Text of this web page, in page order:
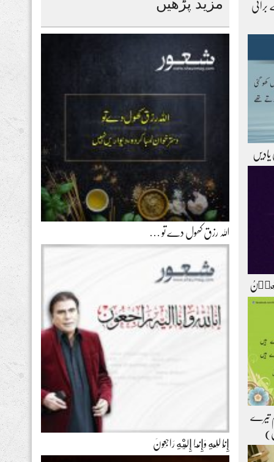
مزید پڑھیں
اللہ رزق کھول دے تو …
إِنَّا لِلّهِ وَإِنَّـا إِلَيْهِ رَاجِعونَ
برائی
تیرے